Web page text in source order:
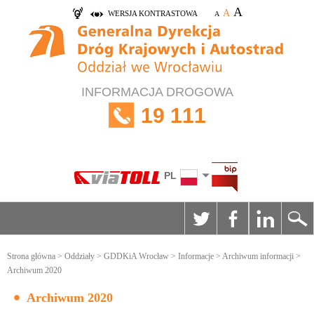
WERSJA KONTRASTOWA A A A
INFORMACJA DROGOWA
19 111
PL
Strona główna > Oddziały > GDDKiA Wrocław > Informacje > Archiwum informacji >
Archiwum 2020
Archiwum 2020